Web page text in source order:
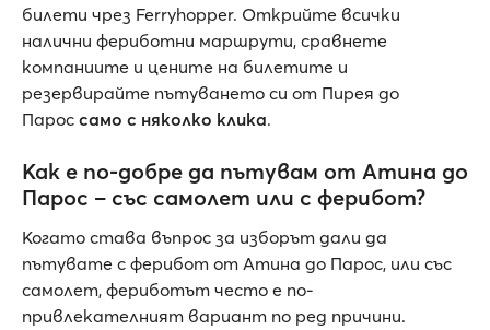
билети чрез Ferryhopper. Открийте всички
налични фериботни маршрути, сравнете
компаниите и цените на билетите и
резервирайте пътуването си от Пирея до
Парос само с няколко клика.
Как е по-добре да пътувам от Атина до
Парос – със самолет или с ферибот?
Когато става въпрос за изборът дали да
пътувате с ферибот от Атина до Парос, или със
самолет, фериботът често е по-
привлекателният вариант по ред причини.